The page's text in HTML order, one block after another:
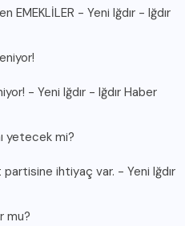
EMEKLİLER - Yeni Iğdır - Iğdır
- Yeni Iğdır - Iğdır Haber
yetecek mi?
partisine ihtiyaç var. - Yeni Iğdır
mu?